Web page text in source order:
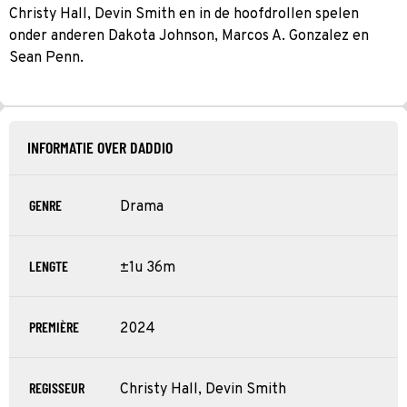
Christy Hall, Devin Smith en in de hoofdrollen spelen
onder anderen Dakota Johnson, Marcos A. Gonzalez en
Sean Penn.
INFORMATIE OVER DADDIO
GENRE Drama
LENGTE ±1u 36m
PREMIÈRE 2024
REGISSEUR Christy Hall, Devin Smith